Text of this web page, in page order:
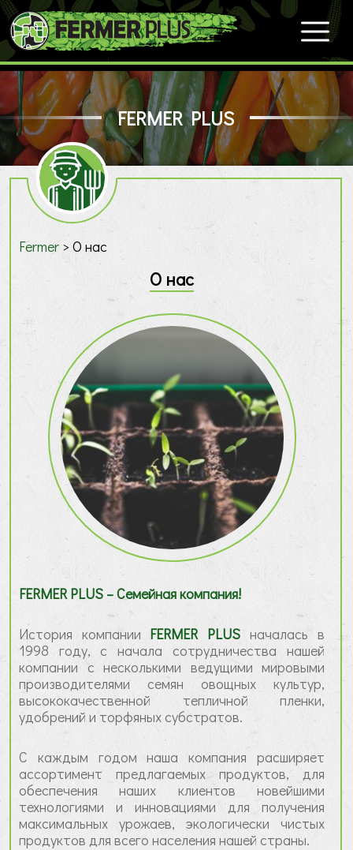
FERMER PLUS
Fermer >О нас
О нас
FERMER PLUS – Семейная компания!
История компании FERMER PLUS началась в
1998 году, с начала сотрудничества нашей
компании с несколькими ведущими мировыми
производителями семян овощных культур,
высококачественной тепличной пленки,
удобрений и торфяных субстратов.
С каждым годом наша компания расширяет
ассортимент предлагаемых продуктов, для
обеспечения наших клиентов новейшими
технологиями и инновациями для получения
максимальных урожаев, экологически чистых
продуктов для всего населения нашей страны.